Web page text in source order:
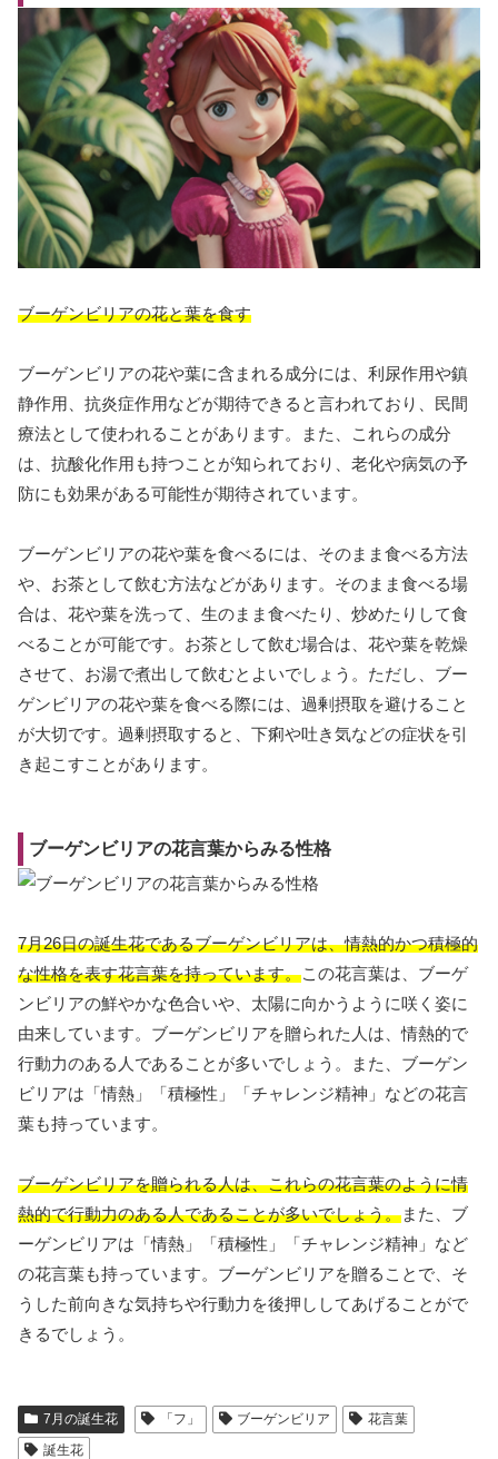
ブーゲンビリアの花と葉を食す
ブーゲンビリアの花や葉に含まれる成分には、利尿作用や鎮
静作用、抗炎症作用などが期待できると言われており、民間
療法として使われることがあります。また、これらの成分
は、抗酸化作用も持つことが知られており、老化や病気の予
防にも効果がある可能性が期待されています。
ブーゲンビリアの花や葉を食べるには、そのまま食べる方法
や、お茶として飲む方法などがあります。そのまま食べる場
合は、花や葉を洗って、生のまま食べたり、炒めたりして食
べることが可能です。お茶として飲む場合は、花や葉を乾燥
させて、お湯で煮出して飲むとよいでしょう。ただし、ブー
ゲンビリアの花や葉を食べる際には、過剰摂取を避けること
が大切です。過剰摂取すると、下痢や吐き気などの症状を引
き起こすことがあります。
ブーゲンビリアの花言葉からみる性格
7月26日の誕生花であるブーゲンビリアは、情熱的かつ積極的
な性格を表す花言葉を持っています。この花言葉は、ブーゲ
ンビリアの鮮やかな色合いや、太陽に向かうように咲く姿に
由来しています。ブーゲンビリアを贈られた人は、情熱的で
行動力のある人であることが多いでしょう。また、ブーゲン
ビリアは「情熱」「積極性」「チャレンジ精神」などの花言
葉も持っています。
ブーゲンビリアを贈られる人は、これらの花言葉のように情
熱的で行動力のある人であることが多いでしょう。また、ブ
ーゲンビリアは「情熱」「積極性」「チャレンジ精神」など
の花言葉も持っています。ブーゲンビリアを贈ることで、そ
うした前向きな気持ちや行動力を後押ししてあげることがで
きるでしょう。
7月の誕生花 「フ」 ブーゲンビリア
花言葉
誕生花